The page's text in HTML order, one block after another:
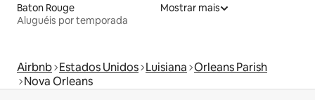
Baton Rouge
Aluguéis por temporada
Mostrar mais
Airbnb Estados Unidos Luisiana Orleans Parish
Nova Orleans